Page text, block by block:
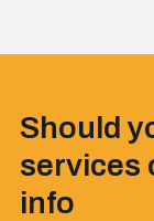
Should
services
info